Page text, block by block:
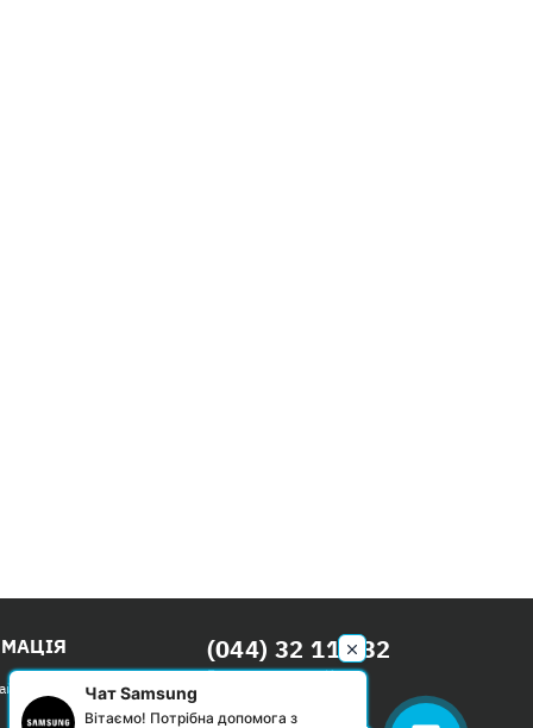
(044) 32 111 32
Безкоштовно по Києву
Пн-Нд: с 09:00 до 20:00
Чат Samsung
Вітаємо! Потрібна допомога з